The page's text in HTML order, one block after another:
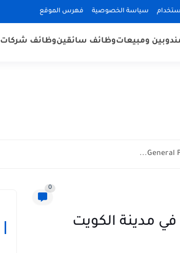
سياسة الخصوصية فهرس الموقع
ومبيعاتوظائف سائقينوظائف شركات
0
مدينة الكويت